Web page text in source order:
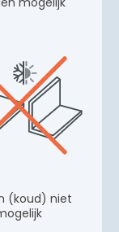
(koud) niet